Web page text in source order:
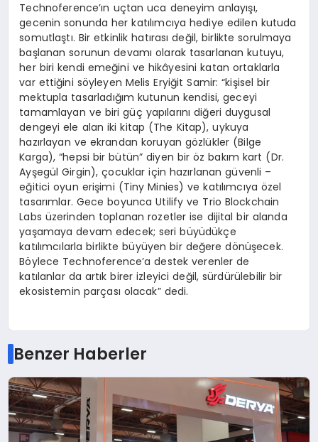
Technoference’ın uçtan uca deneyim anlayışı,
gecenin sonunda her katılımcıya hediye edilen kutuda
somutlaştı. Bir etkinlik hatırası değil, birlikte sorulmaya
başlanan sorunun devamı olarak tasarlanan kutuyu,
her biri kendi emeğini ve hikâyesini katan ortaklarla
var ettiğini söyleyen Melis Eryiğit Samir: “kişisel bir
mektupla tasarladığım kutunun kendisi, geceyi
tamamlayan ve biri güç yapılarını diğeri duygusal
dengeyi ele alan iki kitap (The Kitap), uykuya
hazırlayan ve ekrandan koruyan gözlükler (Bilge
Karga), “hepsi bir bütün” diyen bir öz bakım kart (Dr.
Ayşegül Girgin), çocuklar için hazırlanan güvenli –
eğitici oyun erişimi (Tiny Minies) ve katılımcıya özel
tasarımlar. Gece boyunca Utilify ve Trio Blockchain
Labs üzerinden toplanan rozetler ise dijital bir alanda
yaşamaya devam edecek; seri büyüdükçe
katılımcılarla birlikte büyüyen bir değere dönüşecek.
Böylece Technoference’a destek verenler de
katılanlar da artık birer izleyici değil, sürdürülebilir bir
ekosistemin parçası olacak” dedi.
Benzer Haberler